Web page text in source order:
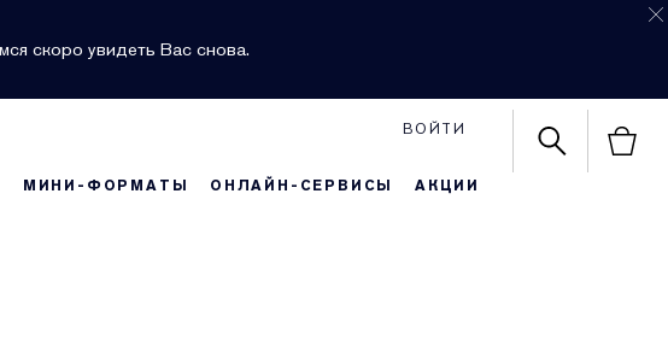
скоро увидеть Вас снова.
ВОЙТИ
МИНИ-ФОРМАТЫ ОНЛАЙН-СЕРВИСЫ АКЦИИ